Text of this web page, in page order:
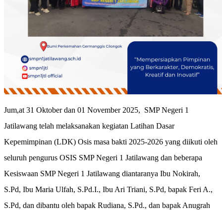
Jum,at 31 Oktober dan 01 November 2025, SMP Negeri 1
Jatilawang telah melaksanakan kegiatan Latihan Dasar
Kepemimpinan (LDK) Osis masa bakti 2025-2026 yang diikuti oleh
seluruh pengurus OSIS SMP Negeri 1 Jatilawang dan beberapa
Kesiswaan SMP Negeri 1 Jatilawang diantaranya Ibu Nokirah,
S.Pd, Ibu Maria Ulfah, S.Pd.I., Ibu Ari Triani, S.Pd, bapak Feri A.,
S.Pd, dan dibantu oleh bapak Rudiana, S.Pd., dan bapak Anugrah